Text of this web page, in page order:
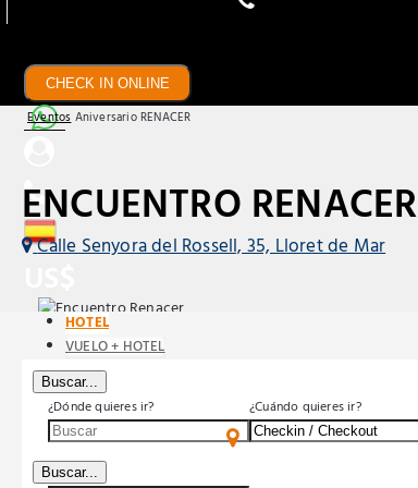
CHECK IN ONLINE
EventosAniversario RENACER
ENCUENTRO RENACER
Calle Senyora del Rossell, 35, Lloret de Mar
HOTEL
VUELO + HOTEL
Buscar...
¿Dónde quieres ir? ¿Cuándo quieres ir?
Buscar...